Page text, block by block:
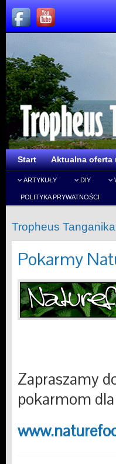
Start Aktualna oferta
ARTYKUŁY DIY
POLITYKA PRYWATNOŚCI
Tropheus Tanganika
Pokarmy
Zapraszamy
pokarmom